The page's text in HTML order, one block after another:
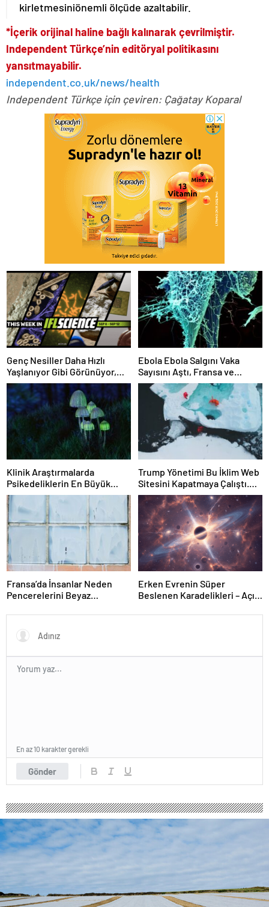
kirletmesiniönemli ölçüde azaltabilir.
*İçerik orijinal haline bağlı kalınarak çevrilmiştir.
Independent Türkçe’nin editöryal politikasını
yansıtmayabilir.
independent.co.uk/news/health
Independent Türkçe için çeviren: Çağatay Koparal
Genç Nesiller Daha Hızlı
Yaşlanıyor Gibi Görünüyor,
SETI Neden Henüz Uzaylı
Sinyali Tespit Etmediğimizi
ve Çok Daha Fazlasını Bu
Hafta Çözmüş Olabilir
Ebola Ebola Salgını Vaka
Sayısını Aştı, Fransa ve
Uganda’da Tespit Edildi
Klinik Araştırmalarda
Psikedeliklerin En Büyük
Etkisi Gözden Kaçıyor
Olabilir: İnsanların
Hedeflerini, Değerlerini,
Kariyerlerini ve İlişkilerini
Değiştiriyor Gibi
Görünüyorlar
Trump Yönetimi Bu İklim Web
Sitesini Kapatmaya Çalıştı.
Bilim Adamları Onu Tekrar
Çevrimiçi Hale Getirdi
Fransa’da İnsanlar Neden
Pencerelerini Beyaz
Erken Evrenin Süper
Beslenen Karadelikleri – Açık
Gönder
En az 10 karakter gerekli